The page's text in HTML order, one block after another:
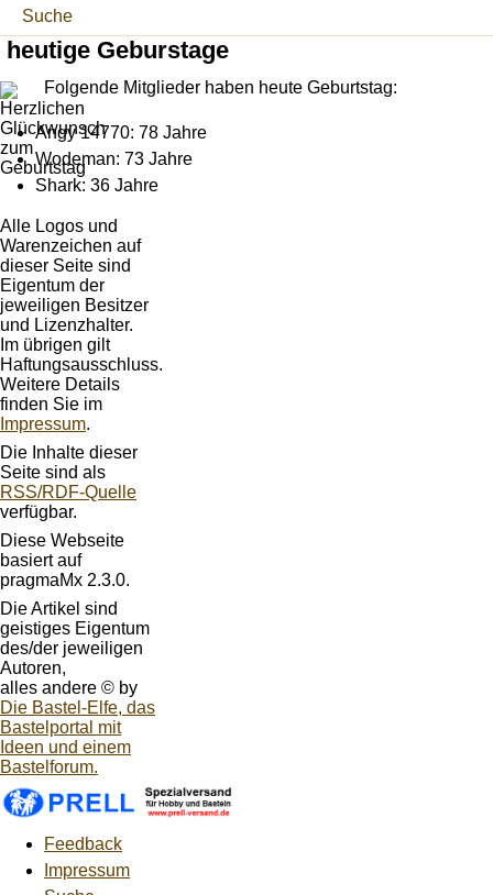
Suche
heutige Geburstage
Folgende Mitglieder haben heute Geburtstag:
Angy 14770: 78 Jahre
Wodeman: 73 Jahre
Shark: 36 Jahre
Alle Logos und
Warenzeichen auf
dieser Seite sind
Eigentum der
jeweiligen Besitzer
und Lizenzhalter.
Im übrigen gilt
Haftungsausschluss.
Weitere Details
finden Sie im
Impressum.
Die Inhalte dieser
Seite sind als
RSS/RDF-Quelle
verfügbar.
Diese Webseite
basiert auf
pragmaMx 2.3.0.
Die Artikel sind
geistiges Eigentum
des/der jeweiligen
Autoren,
alles andere © by
Die Bastel-Elfe, das
Bastelportal mit
Ideen und einem
Bastelforum.
Feedback
Impressum